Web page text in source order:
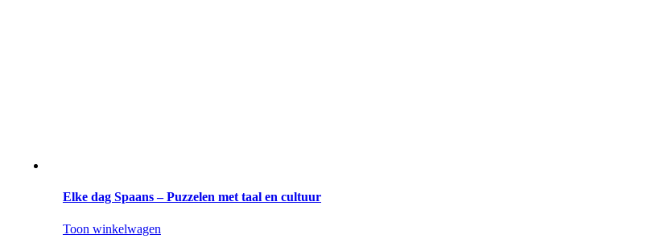
Elke dag Spaans – Puzzelen met taal en cultuur
Toon winkelwagen